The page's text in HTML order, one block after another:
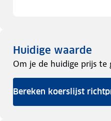
Huidige waarde
Om je de huidige prijs
Bereken koerslijst